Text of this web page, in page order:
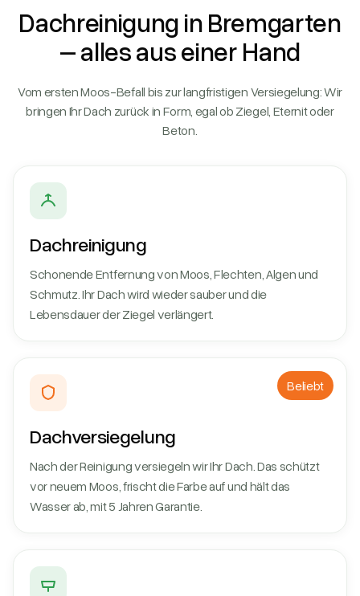
Dachreinigung in Bremgarten
– alles aus einer Hand
Vom ersten Moos-Befall bis zur langfristigen Versiegelung: Wir
bringen Ihr Dach zurück in Form, egal ob Ziegel, Eternit oder
Beton.
Dachreinigung
Schonende Entfernung von Moos, Flechten, Algen und
Schmutz. Ihr Dach wird wieder sauber und die
Lebensdauer der Ziegel verlängert.
Beliebt
Dachversiegelung
Nach der Reinigung versiegeln wir Ihr Dach. Das schützt
vor neuem Moos, frischt die Farbe auf und hält das
Wasser ab, mit 5 Jahren Garantie.